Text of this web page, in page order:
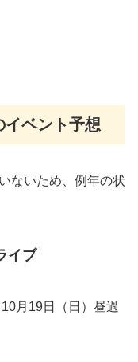
イベント予想
ないため、例年の状
イブ
月19日（日）昼過